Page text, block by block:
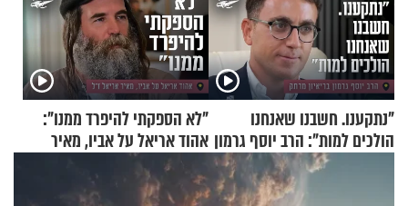
"נתקענו. חשבנו שאנחנו
הולכים למות": הרב יוסף גרמון
בריאיון מרתק
"לא הספקתי להיפרד ממנו":
אהוד אריאל על אביו, מאיר
אריאל ז"ל